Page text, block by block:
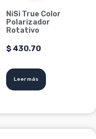
NiSi True Color
Polarizador
Rotativo
$430.70
Leer más